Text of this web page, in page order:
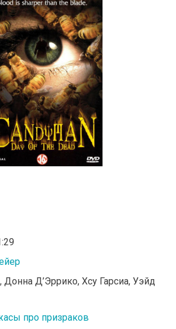
Донна Д’Эррико, Хсу Гарсиа, Уэйд
про призраков